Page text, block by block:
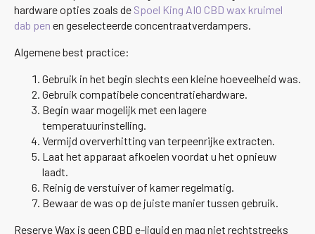
hardware opties zoals de Spoel King AIO CBD wax kruimel
dab pen en geselecteerde concentraatverdampers.
Algemene best practice:
Gebruik in het begin slechts een kleine hoeveelheid was.
Gebruik compatibele concentratiehardware.
Begin waar mogelijk met een lagere
temperatuurinstelling.
Vermijd oververhitting van terpeenrijke extracten.
Laat het apparaat afkoelen voordat u het opnieuw
laadt.
Reinig de verstuiver of kamer regelmatig.
Bewaar de was op de juiste manier tussen gebruik.
Reserve Wax is geen CBD e-liquid en mag niet rechtstreeks